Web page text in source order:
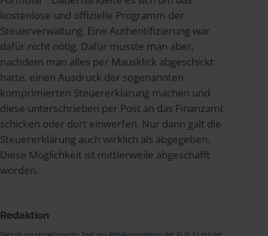
kostenlose und offizielle Programm der
Steuerverwaltung. Eine Authentifizierung war
dafür nicht nötig. Dafür musste man aber,
nachdem man alles per Mausklick abgeschickt
hatte, einen Ausdruck der sogenannten
komprimierten Steuererklärung machen und
diese unterschrieben per Post an das Finanzamt
schicken oder dort einwerfen. Nur dann galt die
Steuererklärung auch wirklich als abgegeben.
Diese Möglichkeit ist mittlerweile abgeschafft
worden.
Redaktion
Dies ist ein redaktioneller Text des Redaktionsteams der VLH. Es erfolgt